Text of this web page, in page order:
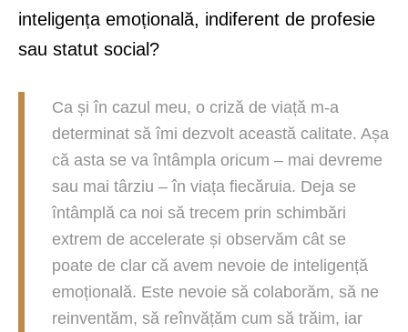
inteligența emoțională, indiferent de profesie
sau statut social?
Ca și în cazul meu, o criză de viață m-a
determinat să îmi dezvolt această calitate. Așa
că asta se va întâmpla oricum – mai devreme
sau mai târziu – în viața fiecăruia. Deja se
întâmplă ca noi să trecem prin schimbări
extrem de accelerate și observăm cât se
poate de clar că avem nevoie de inteligență
emoțională. Este nevoie să colaborăm, să ne
reinventăm, să reînvățăm cum să trăim, iar